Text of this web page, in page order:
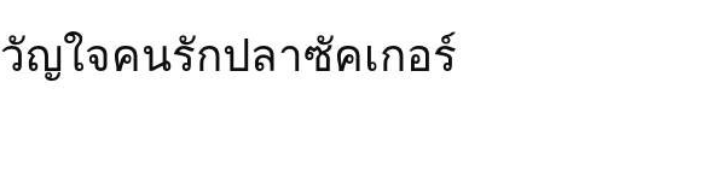
ญใจคนรักปลาซัคเกอร์